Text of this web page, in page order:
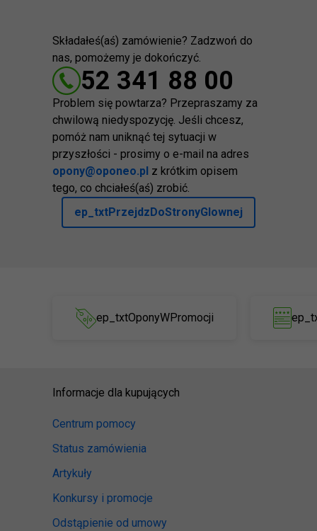
Składałeś(aś) zamówienie? Zadzwoń do
nas, pomożemy je dokończyć.
52 341 88 00
Problem się powtarza? Przepraszamy za
chwilową niedyspozycję. Jeśli chcesz,
pomóż nam uniknąć tej sytuacji w
przyszłości - prosimy o e-mail na adres
opony@oponeo.pl z krótkim opisem
tego, co chciałeś(aś) zrobić.
ep_txtPrzejdzDoStronyGlownej
ep_txtOponyWPromocji
Informacje dla kupujących
Centrum pomocy
Status zamówienia
Artykuły
Konkursy i promocje
Odstąpienie od umowy